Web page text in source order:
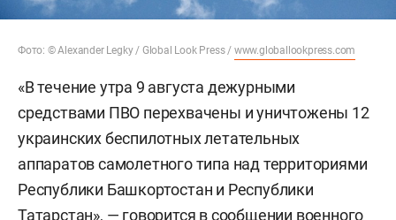
Фото: © Alexander Legky / Global Look Press / www.globallookpress.com
«В течение утра 9 августа дежурными
средствами ПВО перехвачены и уничтожены 12
украинских беспилотных летательных
аппаратов самолетного типа над территориями
Республики Башкортостан и Республики
Татарстан», — говорится в сообщении военного